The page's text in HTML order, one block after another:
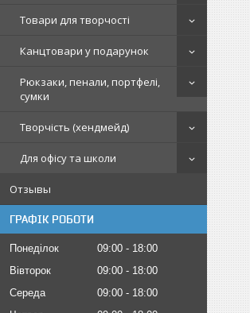
Товари для творчості
Канцтовари у подарунок
Рюкзаки, пенали, портфелі,
сумки
Творчість (хендмейд)
Для офісу та школи
Отзывы
ГРАФІК РОБОТИ
Понеділок 09:00
18:00
Вівторок
09:00
18:00
Середа
09:00
18:00